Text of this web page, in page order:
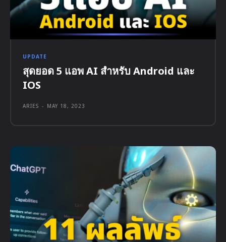
UPDATE
สุดยอด 5 แอพ AI สำหรับ Android และ
IOS
ARIES - MAY 18, 2023